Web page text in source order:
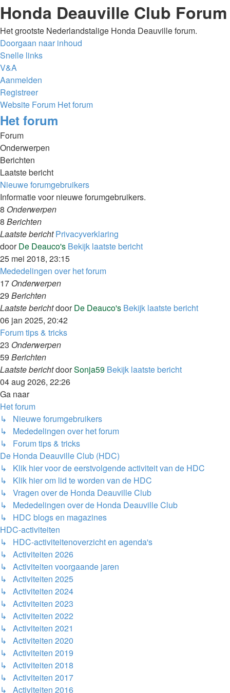
Honda Deauville Club Forum
Het grootste Nederlandstalige Honda Deauville forum.
Doorgaan naar inhoud
Snelle links
V&A
Aanmelden
Registreer
Website Forum Het forum
Het forum
Forum
Onderwerpen
Berichten
Laatste bericht
Nieuwe forumgebruikers
Informatie voor nieuwe forumgebruikers.
8 Onderwerpen
8 Berichten
Laatste bericht Privacyverklaring
doorDe Deauco's Bekijk laatste bericht
25 mei 2018, 23:15
Mededelingen over het forum
17 Onderwerpen
29 Berichten
Laatste berichtdoorDe Deauco's Bekijk laatste bericht
06 jan 2025, 20:42
Forum tips & tricks
23 Onderwerpen
59 Berichten
Laatste berichtdoorSonja59 Bekijk laatste bericht
04 aug 2026, 22:26
Ga naar
Het forum
↳ Nieuwe forumgebruikers
↳ Mededelingen over het forum
↳ Forum tips & tricks
De Honda Deauville Club (HDC)
↳ Klik hier voor de eerstvolgende activiteit van de HDC
↳ Klik hier om lid te worden van de HDC
↳ Vragen over de Honda Deauville Club
↳ Mededelingen over de Honda Deauville Club
↳ HDC blogs en magazines
HDC-activiteiten
↳ HDC-activiteitenoverzicht en agenda's
↳ Activiteiten 2026
↳ Activiteiten voorgaande jaren
↳ Activiteiten 2025
↳ Activiteiten 2024
↳ Activiteiten 2023
↳ Activiteiten 2022
↳ Activiteiten 2021
↳ Activiteiten 2020
↳ Activiteiten 2019
↳ Activiteiten 2018
↳ Activiteiten 2017
↳ Activiteiten 2016